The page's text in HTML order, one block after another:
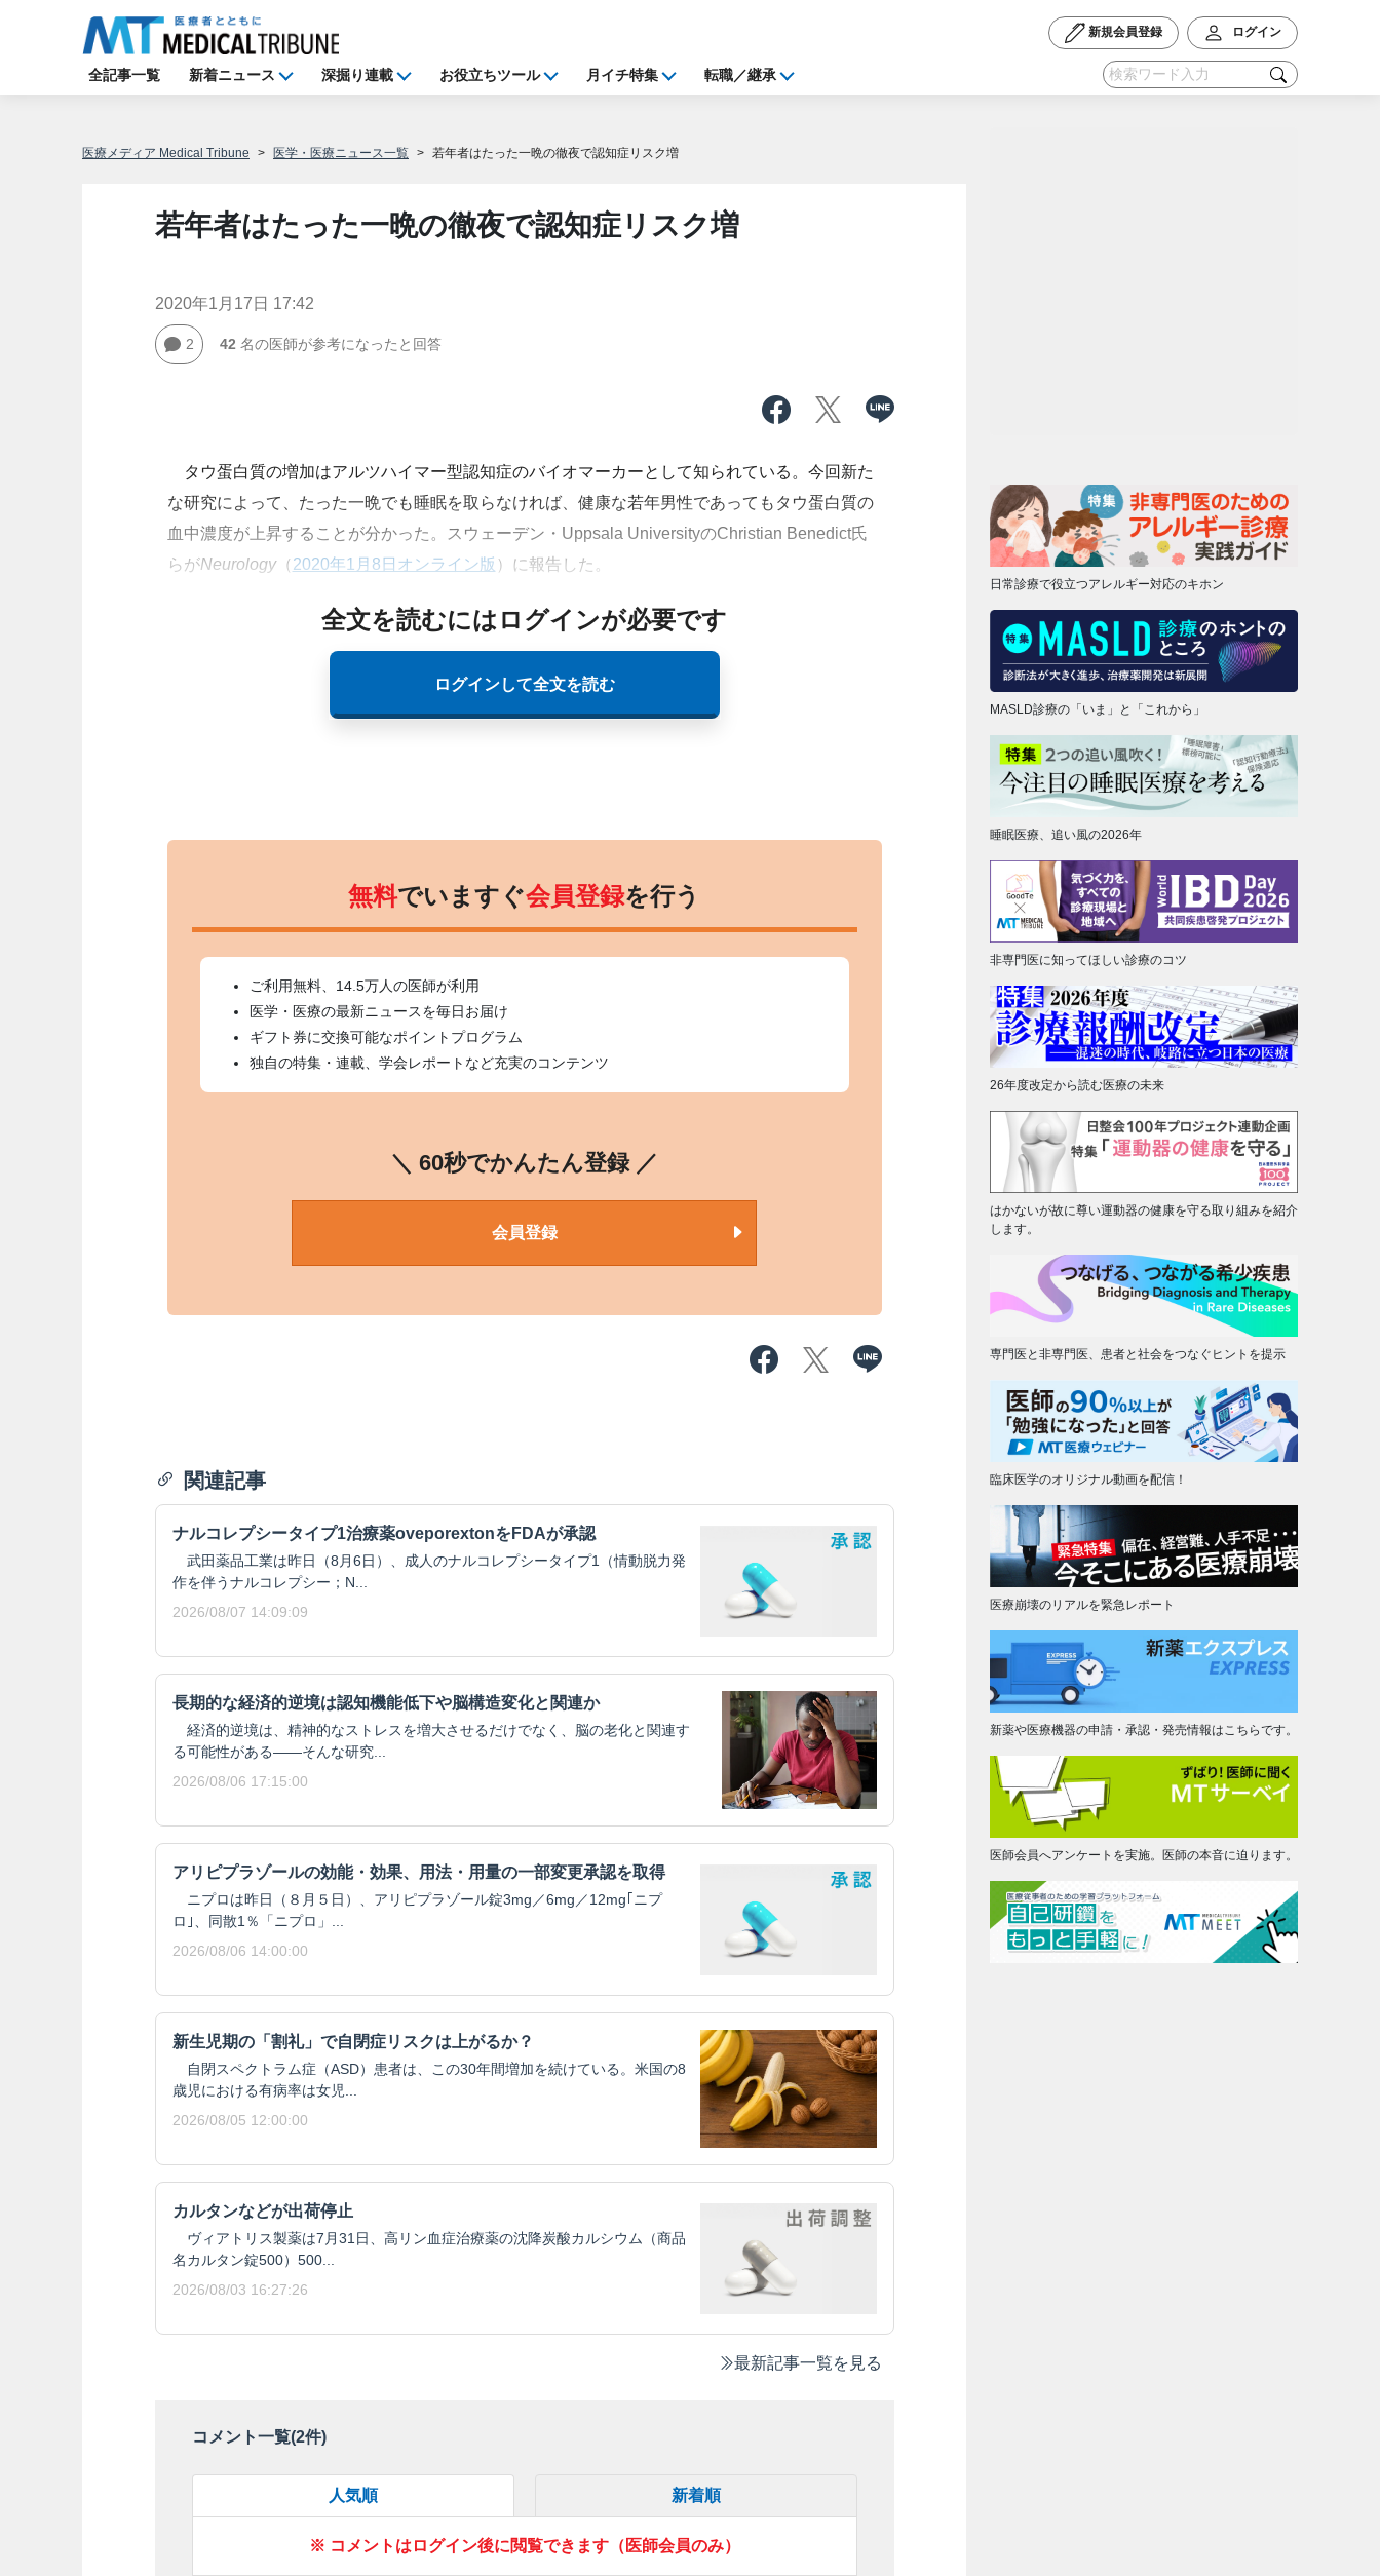
新規会員登録 ログイン
全記事一覧 新着ニュース 深掘り連載 お役立ちツール 月イチ特集 転職／継承
医療メディア Medical Tribune 医学・医療ニュース一覧 若年者はたった一晩の徹夜で認知症リスク増
若年者はたった一晩の徹夜で認知症リスク増
2020年1月17日 17:42
2 42 名の医師が参考になったと回答
タウ蛋白質の増加はアルツハイマー型認知症のバイオマーカーとして知られている。今回新た
な研究によって、たった一晩でも睡眠を取らなければ、健康な若年男性であってもタウ蛋白質の
血中濃度が上昇することが分かった。スウェーデン・Uppsala UniversityのChristian Benedict氏
らがNeurology（ 2020年1月8日オンライン版 ）に報告した。
全文を読むにはログインが必要です
ログインして全文を読む
無料でいますぐ会員登録を行う
ご利用無料、14.5万人の医師が利用
医学・医療の最新ニュースを毎日お届け
ギフト券に交換可能なポイントプログラム
独自の特集・連載、学会レポートなど充実のコンテンツ
＼ 60秒でかんたん登録 ／
会員登録
関連記事
ナルコレプシータイプ1治療薬oveporextonをFDAが承認
武田薬品工業は昨日（8月6日）、成人のナルコレプシータイプ1（情動脱力発
作を伴うナルコレプシー；N...
2026/08/07 14:09:09
長期的な経済的逆境は認知機能低下や脳構造変化と関連か
経済的逆境は、精神的なストレスを増大させるだけでなく、脳の老化と関連す
る可能性がある——そんな研究...
2026/08/06 17:15:00
アリピプラゾールの効能・効果、用法・用量の一部変更承認を取得
ニプロは昨日（８月５日）、アリピプラゾール錠3mg／6mg／12mg｢ニプ
ロ｣、同散1％「ニプロ」...
2026/08/06 14:00:00
新生児期の「割礼」で自閉症リスクは上がるか？
自閉スペクトラム症（ASD）患者は、この30年間増加を続けている。米国の8
歳児における有病率は女児...
2026/08/05 12:00:00
カルタンなどが出荷停止
ヴィアトリス製薬は7月31日、高リン血症治療薬の沈降炭酸カルシウム（商品
名カルタン錠500）500...
2026/08/03 16:27:26
最新記事一覧を見る
コメント一覧(2件)
人気順 新着順
※ コメントはログイン後に閲覧できます（医師会員のみ）
日常診療で役立つアレルギー対応のキホン
MASLD診療の「いま」と「これから」
睡眠医療、追い風の2026年
非専門医に知ってほしい診療のコツ
26年度改定から読む医療の未来
はかないが故に尊い運動器の健康を守る取り組みを紹介
します。
専門医と非専門医、患者と社会をつなぐヒントを提示
臨床医学のオリジナル動画を配信！
医療崩壊のリアルを緊急レポート
新薬や医療機器の申請・承認・発売情報はこちらです。
医師会員へアンケートを実施。医師の本音に迫ります。